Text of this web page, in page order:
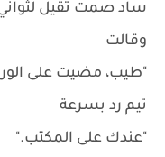
ساد صمت تقيل
وقالت
"طيب، مضيت على
تيم رد بسرعة
"عندك على المكتب."